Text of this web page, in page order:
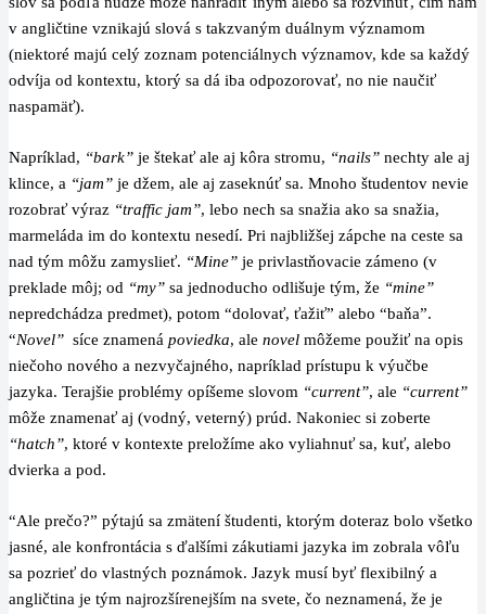
v angličtine vznikajú slová s takzvaným duálnym významom
(niektoré majú celý zoznam potenciálnych významov, kde sa každý
odvíja od kontextu, ktorý sa dá iba odpozorovať, no nie naučiť
naspamäť).
Napríklad, “bark” je štekať ale aj kôra stromu, “nails” nechty ale aj
klince, a “jam” je džem, ale aj zaseknúť sa. Mnoho študentov nevie
rozobrať výraz “traffic jam”, lebo nech sa snažia ako sa snažia,
marmeláda im do kontextu nesedí. Pri najbližšej zápche na ceste sa
nad tým môžu zamyslieť. “Mine” je privlastňovacie zámeno (v
preklade môj; od “my” sa jednoducho odlišuje tým, že “mine”
nepredchádza predmet), potom “dolovať, ťažiť” alebo “baňa”.
“Novel” síce znamená poviedka, ale novel môžeme použiť na opis
niečoho nového a nezvyčajného, napríklad prístupu k výučbe
jazyka. Terajšie problémy opíšeme slovom “current”, ale “current”
môže znamenať aj (vodný, veterný) prúd. Nakoniec si zoberte
“hatch”, ktoré v kontexte preložíme ako vyliahnuť sa, kuť, alebo
dvierka a pod.
“Ale prečo?” pýtajú sa zmätení študenti, ktorým doteraz bolo všetko
jasné, ale konfrontácia s ďalšími zákutiami jazyka im zobrala vôľu
sa pozrieť do vlastných poznámok. Jazyk musí byť flexibilný a
angličtina je tým najrozšírenejším na svete, čo neznamená, že je